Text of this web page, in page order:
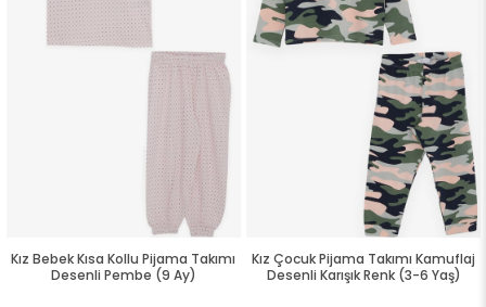
Kız Bebek Kısa Kollu Pijama Takımı
Desenli Pembe (9 Ay)
Kız Çocuk Pijama Takımı Kamuflaj
Desenli Karışık Renk (3-6 Yaş)